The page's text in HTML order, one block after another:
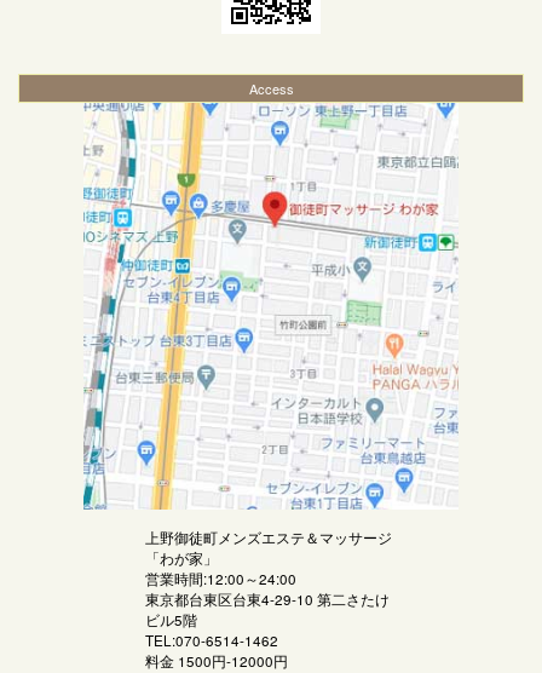
Access
上野御徒町メンズエステ＆マッサージ
「わが家 」
営業時間:12:00～24:00
東京都台東区台東4-29-10 第二さたけ
ビル5階
TEL:070-6514-1462
料金 1500円-12000円